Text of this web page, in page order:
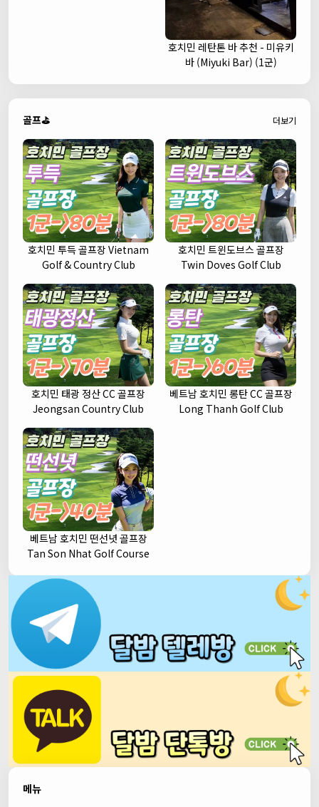
호치민 레탄톤 바 추천 - 미유키
바 (Miyuki Bar) (1군)
골프⛳ 더보기
호치민 투득 골프장 Vietnam
Golf & Country Club
호치민 트윈도브스 골프장
Twin Doves Golf Club
호치민 태광 정산 CC 골프장
Jeongsan Country Club
베트남 호치민 롱탄 CC 골프장
Long Thanh Golf Club
베트남 호치민 떤선녓 골프장
Tan Son Nhat Golf Course
메뉴